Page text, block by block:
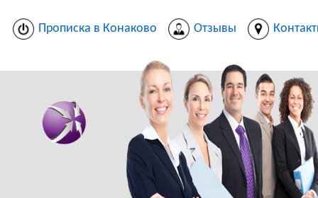
Прописка в Конаково Отзывы